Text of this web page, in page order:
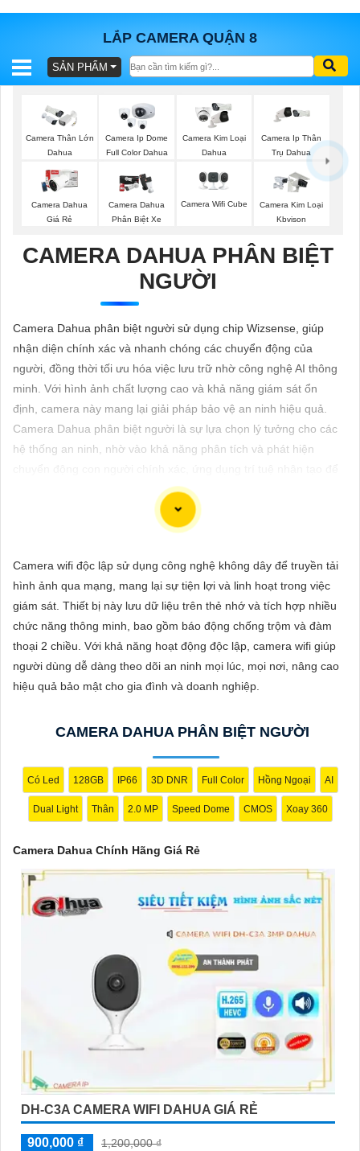
LẮP CAMERA QUẬN 8
BÁO
TRỌN
GÓI
SẢN
LẮP
ĐẶT
PHỤ
KIỆN
VẤN
DỊCH
VỤ
SẢN PHẨM
Camera Thân Lớn
Dahua
Camera Ip Dome
Full Color Dahua
Camera Kim Loại
Dahua
Camera Ip Thân
Trụ Dahua
Camera Dahua
Giá Rẻ
Camera Dahua
Phân Biệt Xe
Camera Wifi Cube
Camera Kim Loại
Kbvison
CAMERA DAHUA PHÂN BIỆT
NGƯỜI
Camera Dahua phân biệt người sử dụng chip Wizsense, giúp
nhận diện chính xác và nhanh chóng các chuyển động của
người, đồng thời tối ưu hóa việc lưu trữ nhờ công nghệ AI thông
minh. Với hình ảnh chất lượng cao và khả năng giám sát ổn
định, camera này mang lại giải pháp bảo vệ an ninh hiệu quả.
Camera Dahua phân biệt người là sự lựa chọn lý tưởng cho các
hệ thống an ninh, nhờ vào khả năng phân tích và phát hiện
"Camera Dahua chính hãng mang đến cho bạn sự tin cậy và
vượt trội của Camera Dahua chính hãng với mức giá vô cùng
Camera wifi độc lập sử dụng công nghệ không dây để truyền tải
hình ảnh qua mạng, mang lại sự tiện lợi và linh hoạt trong việc
giám sát. Thiết bị này lưu dữ liệu trên thẻ nhớ và tích hợp nhiều
chức năng thông minh, bao gồm báo động chống trộm và đàm
thoại 2 chiều. Với khả năng hoạt động độc lập, camera wifi giúp
người dùng dễ dàng theo dõi an ninh mọi lúc, mọi nơi, nâng cao
hiệu quả bảo mật cho gia đình và doanh nghiệp.
CAMERA DAHUA PHÂN BIỆT NGƯỜI
Có Led 128GB IP66 3D DNR Full Color Hồng Ngoại AI
Dual Light Thân 2.0 MP Speed Dome CMOS Xoay 360
Camera Dahua Chính Hãng Giá Rẻ
DH-C3A CAMERA WIFI DAHUA GIÁ RẺ
900,000 ₫
1,200,000 ₫